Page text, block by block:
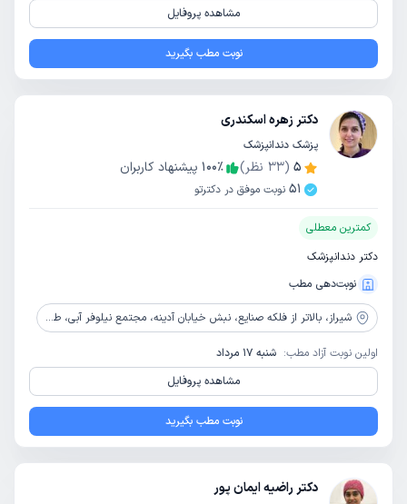
مشاهده پروفایل
نوبت مطب بگیرید
دکتر زهره اسکندری
پزشک دندانپزشک
5
(
33 نظر) 100٪
پیشنهاد کاربران
51 نوبت موفق در دکترتو
کمترین معطلی
دکتر دندانپزشک
نوبت‌دهی مطب
شیراز، بالاتر از فلکه صنایع، نبش خیابان آدینه، مجتمع نیلوفر آبی، طبقه 5، واحد 19
اولین نوبت آزاد مطب: شنبه 17 مرداد
مشاهده پروفایل
نوبت مطب بگیرید
دکتر راضیه ایمان پور